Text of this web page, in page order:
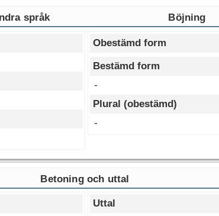
språk Böjning
Obestämd form
Bestämd form
-
Plural (obestämd)
-
Betoning och uttal
Uttal